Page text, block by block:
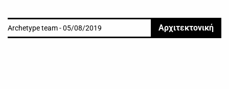
Archetype team - 05/08/2019 Αρχιτεκτονική